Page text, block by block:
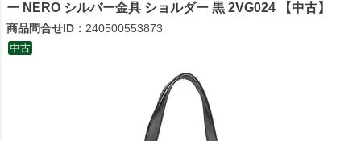
ー NERO シルバー金具 ショルダー 黒 2VG024 【中古】
商品問合せID： 240500553873
中古